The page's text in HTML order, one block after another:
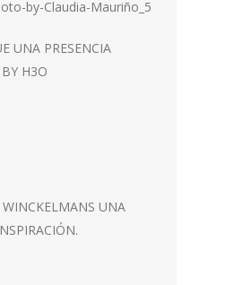
UNA PRESENCIA
H3O
WINCKELMANS UNA